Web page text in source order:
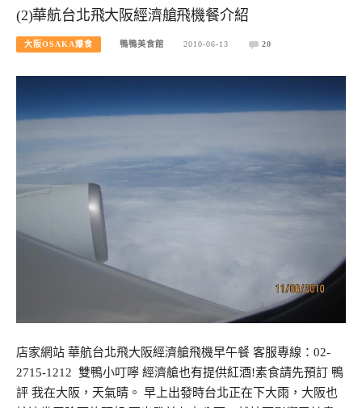
(2)華航台北飛大阪經濟艙飛機餐介紹
大阪OSAKA爆食 鴨鴨美食館 2010-06-13 20
店家網站 華航台北飛大阪經濟艙飛機早午餐 客服專線：02-
2715-1212 雙鴨小叮嚀 經濟艙也有提供紅酒!素食請先預訂 鴨
評 我在大阪，天氣晴。 早上出發時台北正在下大雨，大阪也